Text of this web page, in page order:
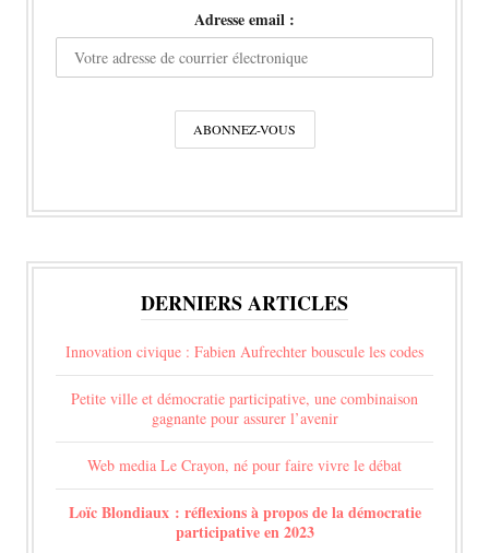
Adresse email :
DERNIERS ARTICLES
Innovation civique : Fabien Aufrechter bouscule les codes
Petite ville et démocratie participative, une combinaison
gagnante pour assurer l’avenir
Web media Le Crayon, né pour faire vivre le débat
Loïc Blondiaux : réflexions à propos de la démocratie
participative en 2023